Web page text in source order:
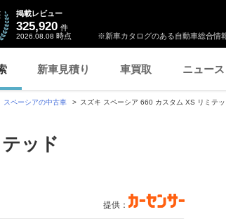
※新車カタログのある自動車総合情
掲載レビュー
325,920 件
2026.08.08 時点
新車見積り 車買取 ニュース
スペーシアの中古車 スズキ スペーシア 660 カスタム XS リミ
ッド
提供：